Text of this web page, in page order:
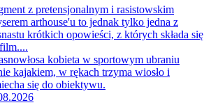
z pretensjonalnym i rasistowskim
arthouse'u to jednak tylko jedna z
krótkich opowieści, z których składa się